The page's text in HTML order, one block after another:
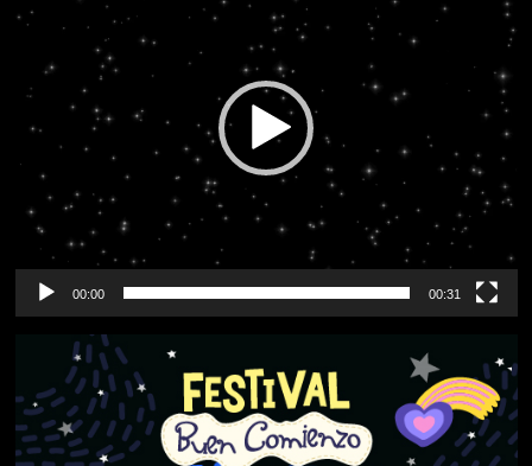
vídeo
00:00 00:31